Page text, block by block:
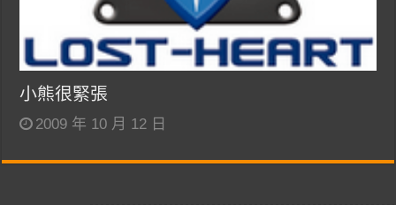
小熊很緊張
2009 年 10 月 12 日